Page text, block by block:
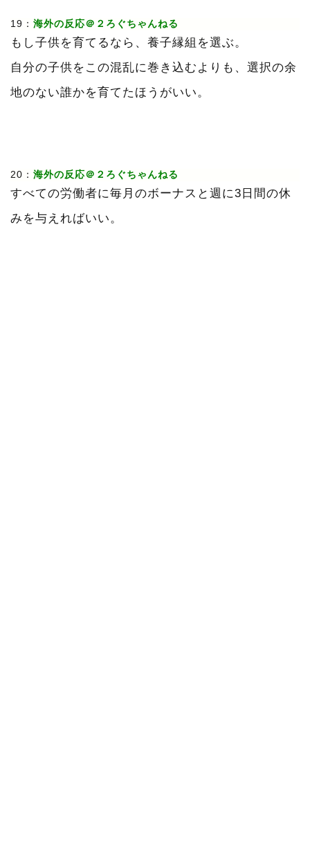
19： 海外の反応＠２ろぐちゃんねる
もし子供を育てるなら、養子縁組を選ぶ。
自分の子供をこの混乱に巻き込むよりも、選択の余
地のない誰かを育てたほうがいい。
20： 海外の反応＠２ろぐちゃんねる
すべての労働者に毎月のボーナスと週に3日間の休
みを与えればいい。